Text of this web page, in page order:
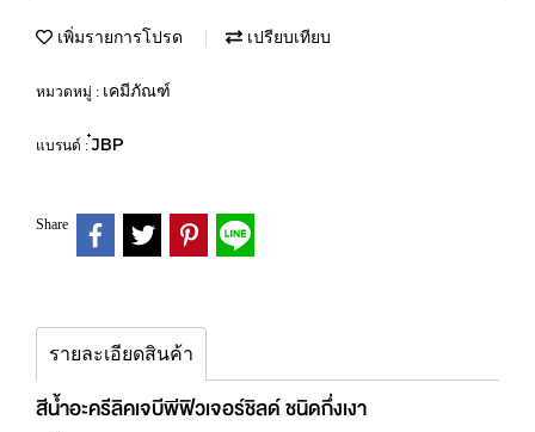
เพิ่มรายการโปรด เปรียบเทียบ
หมวดหมู่ : เคมีภัณฑ์
แบรนด์ :๋JBP
Share
รายละเอียดสินค้า
สีน้ำอะครีลิคเจบีพีฟิวเจอร์ชิลด์ ชนิดกึ่งเงา